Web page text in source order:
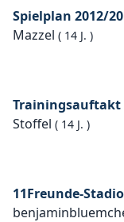
Spielplan 2012/
Mazzel ( 14 J. )
Trainingsauftakt
Stoffel ( 14 J. )
11Freunde-